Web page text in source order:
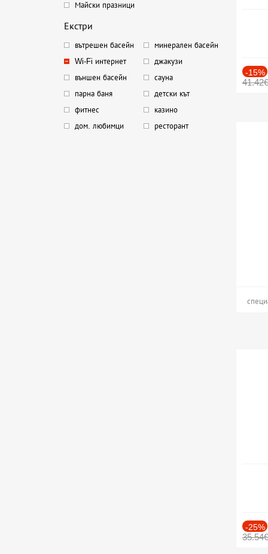
Майски празници
Екстри
вътрешен басейн
минерален басейн
Wi-Fi интернет
джакузи
външен басейн
сауна
парна баня
детски кът
фитнес
казино
дом. любимци
ресторант
-15%
41.42€
-25%
35.54€